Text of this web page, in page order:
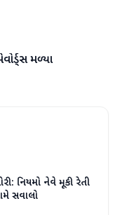
મળ્યા
નિયમો નેવે મૂકી રેતી
સવાલો